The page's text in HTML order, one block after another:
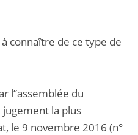
à connaître de ce type de
l’’assemblée du
la plus
le 9 novembre 2016 (n°